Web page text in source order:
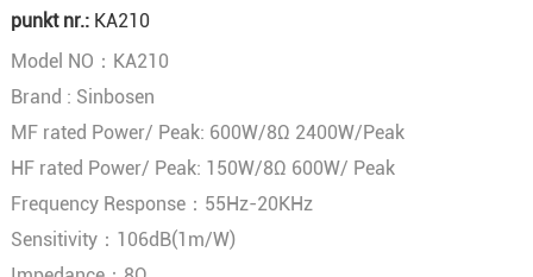
punkt nr.:KA210
Model NO：KA210
Brand : Sinbosen
MF rated Power/ Peak: 600W/8Ω 2400W/Peak
HF rated Power/ Peak: 150W/8Ω 600W/ Peak
Frequency Response：55Hz-20KHz
Sensitivity：106dB(1m/W)